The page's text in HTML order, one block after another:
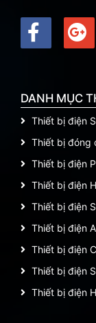
DANH MỤC
Thiết bị điện
Thiết bị đóng
Thiết bị điện
Thiết bị điện
Thiết bị điện
Thiết bị điện
Thiết bị điện
Thiết bị điện
Thiết bị điện